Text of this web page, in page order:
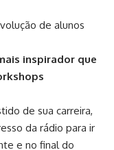
de alunos
inspirador que
de sua carreira,
da rádio para ir
e no final do